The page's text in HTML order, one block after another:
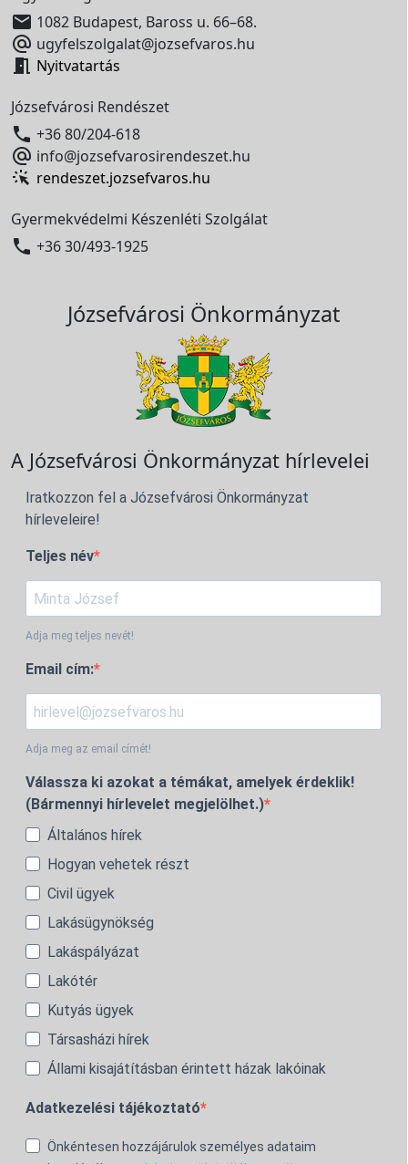
 1082 Budapest, Baross u. 66–68.
 ugyfelszolgalat@jozsefvaros.hu
 Nyitvatartás
Józsefvárosi Rendészet
 +36 80/204-618
 info@jozsefvarosirendeszet.hu
rendeszet.jozsefvaros.hu
Gyermekvédelmi Készenléti Szolgálat
 +36 30/493-1925
Józsefvárosi Önkormányzat
A Józsefvárosi Önkormányzat hírlevelei
Iratkozzon fel a Józsefvárosi Önkormányzat
hírleveleire!
Teljes név
Adja meg teljes nevét!
Email cím:
Adja meg az email címét!
Válassza ki azokat a témákat, amelyek érdeklik!
(Bármennyi hírlevelet megjelölhet.)
Általános hírek
Hogyan vehetek részt
Civil ügyek
Lakásügynökség
Lakáspályázat
Lakótér
Kutyás ügyek
Társasházi hírek
Állami kisajátításban érintett házak lakóinak
Adatkezelési tájékoztató
Önkéntesen hozzájárulok személyes adataim